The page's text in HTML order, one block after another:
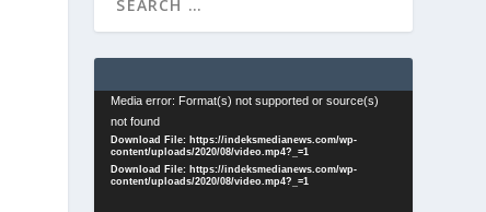
Video
Player
Media error: Format(s) not supported or source(s)
not found
Download File: https://indeksmedianews.com/wp-
content/uploads/2020/08/video.mp4?_=1
Download File: https://indeksmedianews.com/wp-
content/uploads/2020/08/video.mp4?_=1